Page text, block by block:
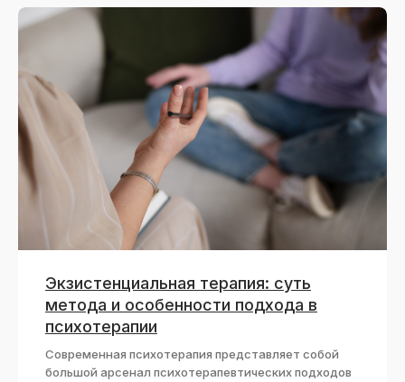
Экзистенциальная терапия: суть
метода и особенности подхода в
психотерапии
Современная психотерапия представляет собой
большой арсенал психотерапевтических подходов